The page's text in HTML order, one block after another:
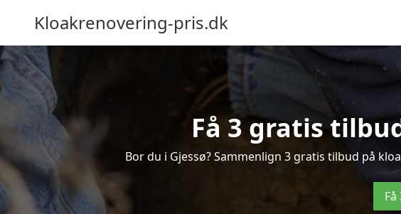
Kloakrenovering-pris.dk
Få 3 gratis
Bor du i Gjessø? Sammenlign 3 gratis tilbud på